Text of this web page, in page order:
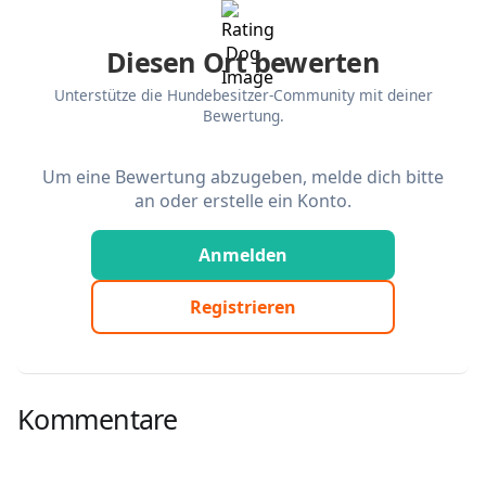
Diesen Ort bewerten
Unterstütze die Hundebesitzer-Community mit deiner
Bewertung.
Um eine Bewertung abzugeben, melde dich bitte
an oder erstelle ein Konto.
Anmelden
Registrieren
Kommentare